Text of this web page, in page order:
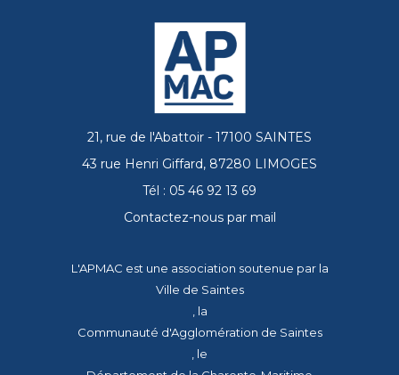
21, rue de l'Abattoir - 17100 SAINTES
43 rue Henri Giffard, 87280 LIMOGES
Tél : 05 46 92 13 69
Contactez-nous par mail
L'APMAC est une association soutenue par la
Ville de Saintes
, la
Communauté d'Agglomération de Saintes
, le